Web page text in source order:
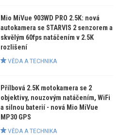
Mio MiVue 903WD PRO 2.5K: nová
autokamera se STARVIS 2 senzorem a
skvělým 60fps natáčením v 2.5K
rozlišení
VĚDA A TECHNIKA
Přílbová 2.5K motokamera se 2
objektivy, nouzovým natáčením, WiFi
a silnou baterií - nová Mio MiVue
MP30 GPS
VĚDA A TECHNIKA